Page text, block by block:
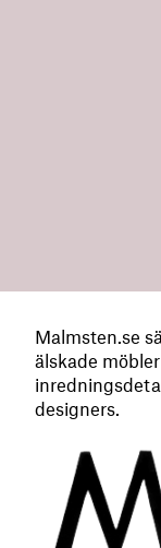
Malmsten.se
älskade
designers.